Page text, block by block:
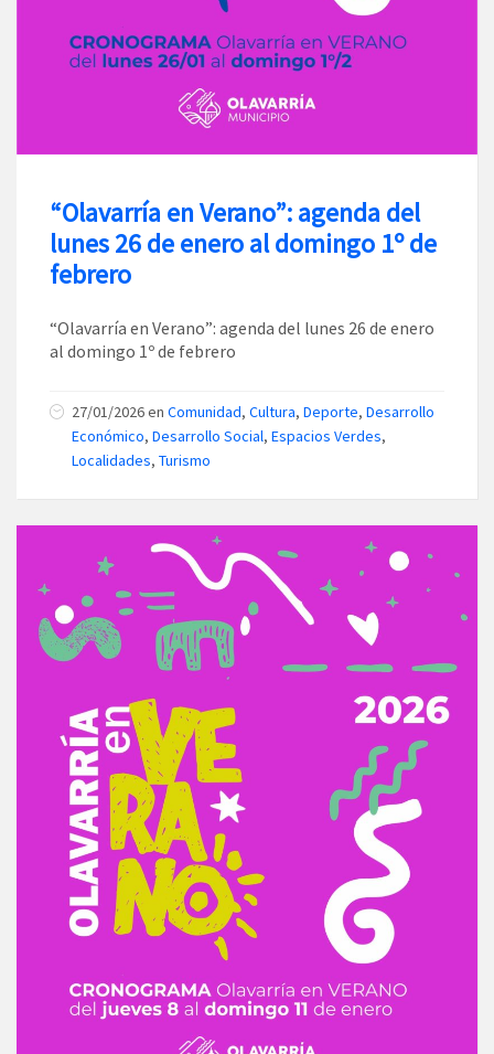
“Olavarría en Verano”: agenda del
lunes 26 de enero al domingo 1º de
febrero
“Olavarría en Verano”: agenda del lunes 26 de enero
al domingo 1º de febrero
27/01/2026en Comunidad, Cultura, Deporte, Desarrollo
Económico, Desarrollo Social, Espacios Verdes,
Localidades, Turismo